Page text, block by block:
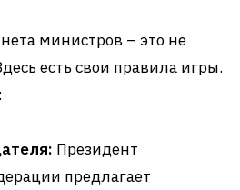
министров – это не
есть свои правила игры.
Президент
предлагает